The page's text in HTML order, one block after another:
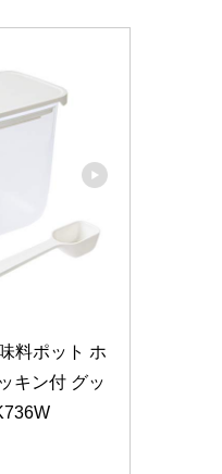
料ポット ホ
キン付 グッ